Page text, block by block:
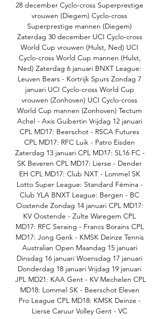
28 december Cyclo-cross Superprestige
vrouwen (Diegem) Cyclo-cross
Superprestige mannen (Diegem)
Zaterdag 30 december UCI Cyclo-cross
World Cup vrouwen (Hulst, Ned) UCI
Cyclo-cross World Cup mannen (Hulst,
Ned) Zaterdag 6 januari BNXT League:
Leuven Bears - Kortrijk Spurs Zondag 7
januari UCI Cyclo-cross World Cup
vrouwen (Zonhoven) UCI Cyclo-cross
World Cup mannen (Zonhoven) Tectum
Achel - Axis Guibertin Vrijdag 12 januari
CPL MD17: Beerschot - RSCA Futures
CPL MD17: RFC Luik - Patro Eisden
Zaterdag 13 januari CPL MD17: SL16 FC -
SK Beveren CPL MD17: Lierse - Dender
EH CPL MD17: Club NXT - Lommel SK
Lotto Super League: Standard Fémina -
Club YLA BNXT League: Bergen - BC
Oostende Zondag 14 januari CPL MD17:
KV Oostende - Zulte Waregem CPL
MD17: RFC Seraing - Francs Borains CPL
MD17: Jong Genk - KMSK Deinze Tennis
Australian Open Maandag 15 januari
Dinsdag 16 januari Woensdag 17 januari
Donderdag 18 januari Vrijdag 19 januari
JPL MD21: KAA Gent - KV Mechelen CPL
MD18: Lommel SK - Beerschot Eleven
Pro League CPL MD18: KMSK Deinze -
Lierse Caruur Volley Gent - VC